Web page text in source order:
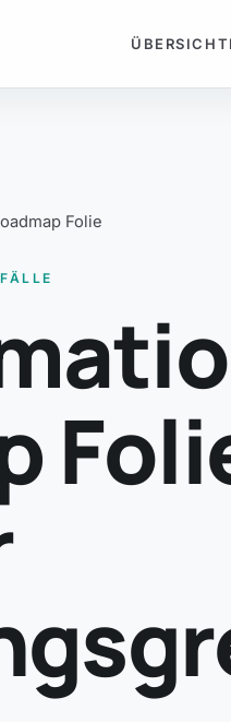
ÜBERSICHT
Folie